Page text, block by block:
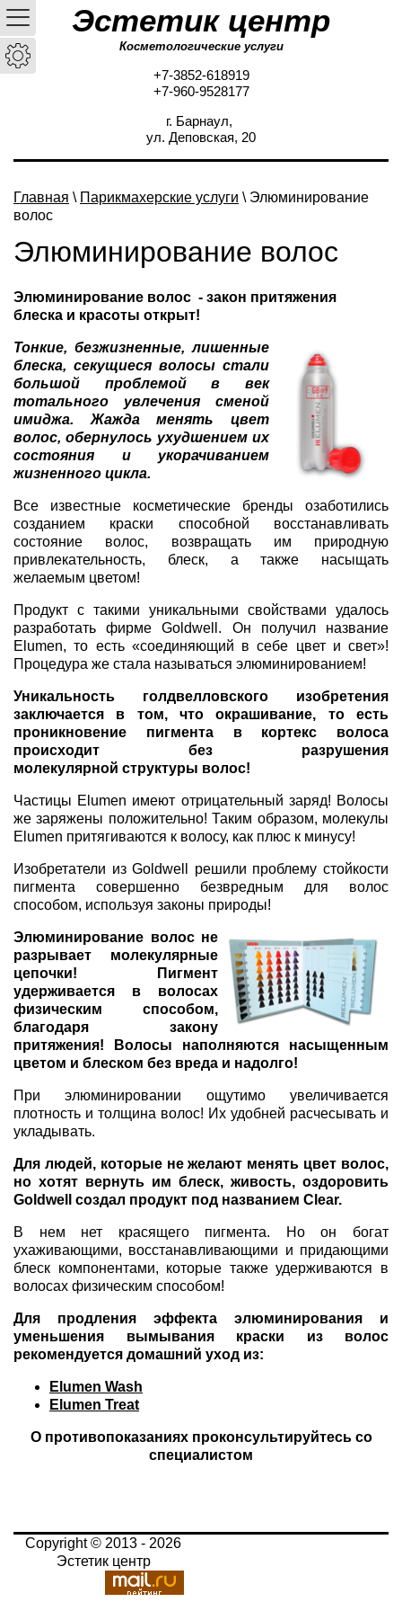
Эстетик центр
Косметологические услуги
+7-3852-618919
+7-960-9528177
г. Барнаул,
ул. Деповская, 20
Главная \ Парикмахерские услуги \ Элюминирование
волос
Элюминирование волос
Элюминирование волос - закон притяжения
блеска и красоты открыт!
Тонкие, безжизненные, лишенные
блеска, секущиеся волосы стали
большой проблемой в век
тотального увлечения сменой
имиджа. Жажда менять цвет
волос, обернулось ухудшением их
состояния и укорачиванием
жизненного цикла.
Все известные косметические бренды озаботились
созданием краски способной восстанавливать
состояние волос, возвращать им природную
привлекательность, блеск, а также насыщать
желаемым цветом!
Продукт с такими уникальными свойствами удалось
разработать фирме Goldwell. Он получил название
Elumen, то есть «соединяющий в себе цвет и свет»!
Процедура же стала называться элюминированием!
Уникальность голдвелловского изобретения
заключается в том, что окрашивание, то есть
проникновение пигмента в кортекс волоса
происходит без разрушения
молекулярной структуры волос!
Частицы Elumen имеют отрицательный заряд! Волосы
же заряжены положительно! Таким образом, молекулы
Elumen притягиваются к волосу, как плюс к минусу!
Изобретатели из Goldwell решили проблему стойкости
пигмента совершенно безвредным для волос
способом, используя законы природы!
Элюминирование волос не
разрывает молекулярные
цепочки! Пигмент
удерживается в волосах
физическим способом,
благодаря закону
притяжения! Волосы наполняются насыщенным
цветом и блеском без вреда и надолго!
При элюминировании ощутимо увеличивается
плотность и толщина волос! Их удобней расчесывать и
укладывать.
Для людей, которые не желают менять цвет волос,
но хотят вернуть им блеск, живость, оздоровить
Goldwell создал продукт под названием Clear.
В нем нет красящего пигмента. Но он богат
ухаживающими, восстанавливающими и придающими
блеск компонентами, которые также удерживаются в
волосах физическим способом!
Для продления эффекта элюминирования и
уменьшения вымывания краски из волос
рекомендуется домашний уход из:
Elumen Wash
Elumen Treat
О противопоказаниях проконсультируйтесь со
специалистом
Copyright © 2013 - 2026
Эстетик центр